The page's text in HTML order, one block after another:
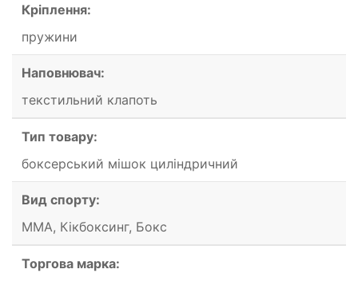
Кріплення:
пружини
Наповнювач:
текстильний клапоть
Тип товару:
боксерський мішок циліндричний
Вид спорту:
ММА, Кікбоксинг, Бокс
Торгова марка: